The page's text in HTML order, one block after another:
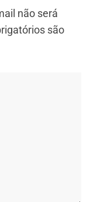
não será
são